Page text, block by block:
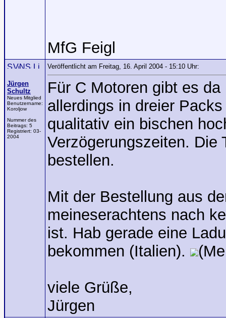
MfG Feigl
Jürgen
Schultz
Neues Mitglied
Benutzername:
Koroljow
Nummer des
Beitrags: 5
Registriert: 03-
2004
Veröffentlicht am Freitag, 16. April 2004 - 15:10 Uhr:
Für C Motoren gibt es
allerdings in dreier
qualitativ ein bischen
Verzögerungszeiten. Die
bestellen.
Mit der Bestellung aus
meineserachtens nach
ist. Hab gerade eine
bekommen (Italien).
viele Grüße,
Jürgen